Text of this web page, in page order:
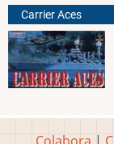
Carrier Aces